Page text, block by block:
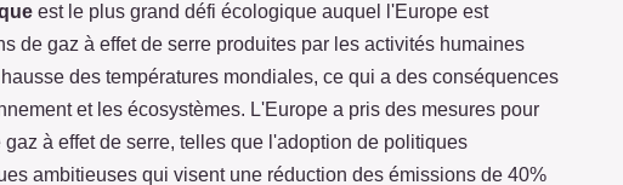
est le plus grand défi écologique auquel l'Europe est
de gaz à effet de serre produites par les activités humaines
des températures mondiales, ce qui a des conséquences
et les écosystèmes. L'Europe a pris des mesures pour
à effet de serre, telles que l'adoption de politiques
ambitieuses qui visent une réduction des émissions de 40%